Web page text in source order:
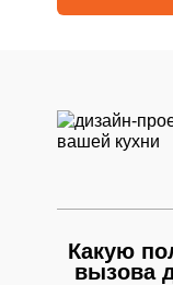
Какую
вызова